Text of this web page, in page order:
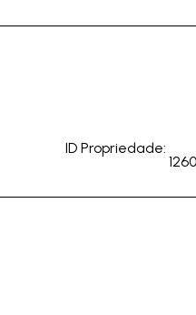
ID Propriedade: